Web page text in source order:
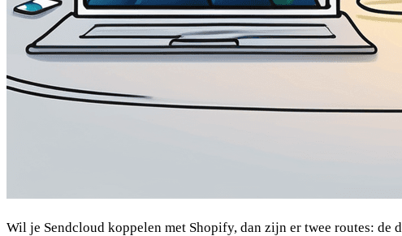
Wil je Sendcloud koppelen met Shopify, dan zijn er twee routes: